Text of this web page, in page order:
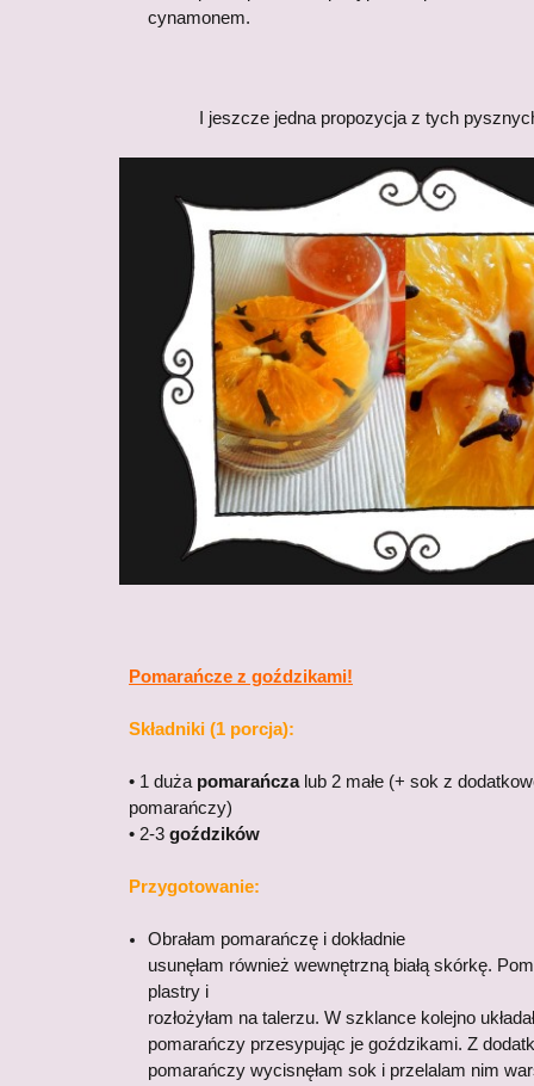
cynamonem.
I jeszcze jedna propozycja z tych
Pomarańcze z goździkami!
Składniki (1 porcja):
• 1 duża pomarańcza lub 2 małe (+ sok z
pomarańczy)
• 2-3 goździków
Przygotowanie:
Obrałam pomarańczę i dokładnie
usunęłam również wewnętrzną białą skórkę.
plastry i
rozłożyłam na talerzu. W szklance kolejno
pomarańczy przesypując je goździkami. Z
pomarańczy wycisnęłam sok i przelalam nim